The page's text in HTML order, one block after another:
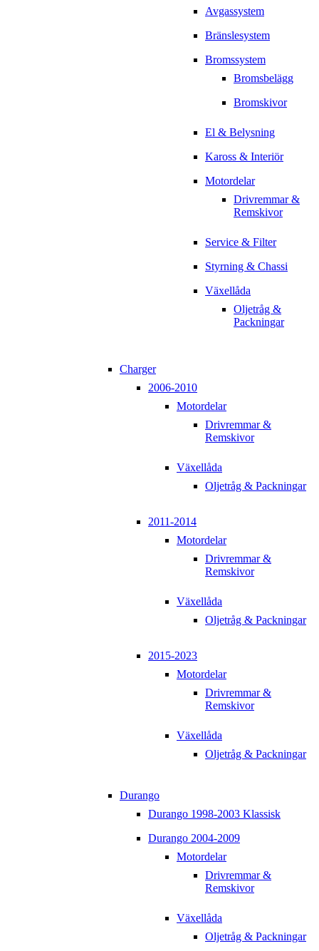
Avgassystem
Bränslesystem
Bromssystem
Bromsbelägg
Bromskivor
El & Belysning
Kaross & Interiör
Motordelar
Drivremmar &
Remskivor
Service & Filter
Styrning & Chassi
Växellåda
Oljetråg &
Packningar
Charger
2006-2010
Motordelar
Drivremmar &
Remskivor
Växellåda
Oljetråg & Packningar
2011-2014
Motordelar
Drivremmar &
Remskivor
Växellåda
Oljetråg & Packningar
2015-2023
Motordelar
Drivremmar &
Remskivor
Växellåda
Oljetråg & Packningar
Durango
Durango 1998-2003 Klassisk
Durango 2004-2009
Motordelar
Drivremmar &
Remskivor
Växellåda
Oljetråg & Packningar